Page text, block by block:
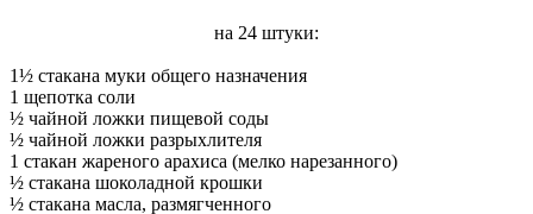
на 24 штуки:
1½ стакана муки общего назначения
1 щепотка соли
½ чайной ложки пищевой соды
½ чайной ложки разрыхлителя
1 стакан жареного арахиса (мелко нарезанного)
½ стакана шоколадной крошки
½ стакана масла, размягченного